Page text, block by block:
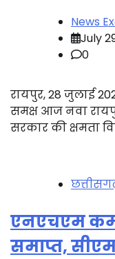
News
July
0
रायपुर, 28 जुलाई
समक्ष आज नवा
सरकार की क्षमता
एनएचएम
समाप्त,